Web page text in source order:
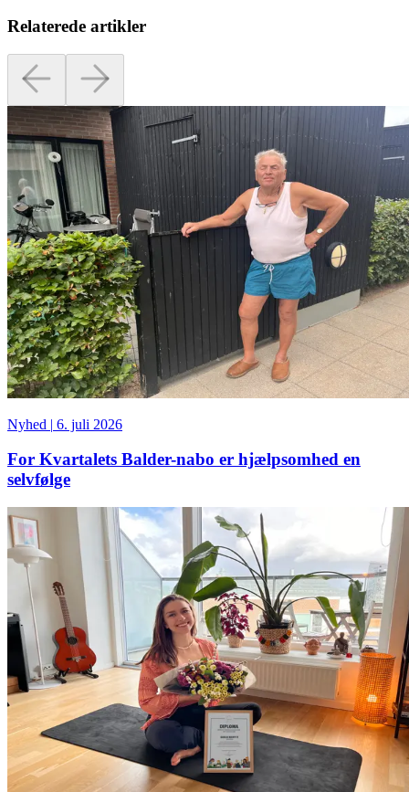
Relaterede artikler
Nyhed | 6. juli 2026
For Kvartalets Balder-nabo er hjælpsomhed en
selvfølge